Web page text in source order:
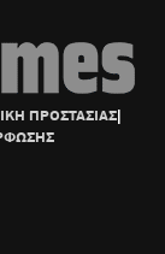
ΠΡΟΣΤΑΣΙΑΣ|